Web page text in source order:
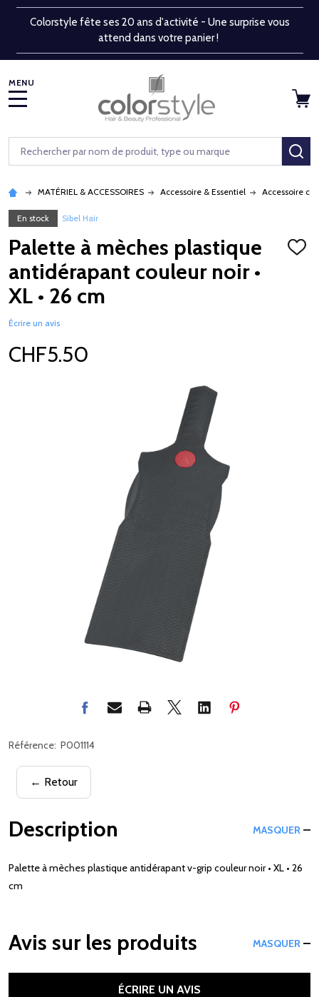
Colorstyle fête ses 20 ans d'activité - Une surprise vous
attend dans votre panier !
Rechercher
MATÉRIEL & ACCESSOIRES Accessoire & Essentiel Accessoire
En stock Sibel Hair
Palette à mèches plastique
antidérapant couleur noir •
XL • 26 cm
Écrire un avis
CHF5.50
Référence: P001114
← Retour
Description MASQUER
Palette à mèches plastique antidérapant v-grip couleur noir • XL • 26
cm
Avis sur les produits MASQUER
ÉCRIRE UN AVIS